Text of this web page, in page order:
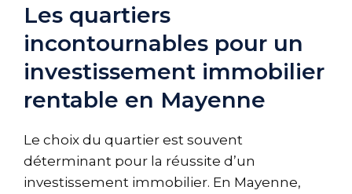
Les quartiers
incontournables pour un
investissement immobilier
rentable en Mayenne
Le choix du quartier est souvent
déterminant pour la réussite d’un
investissement immobilier. En Mayenne,